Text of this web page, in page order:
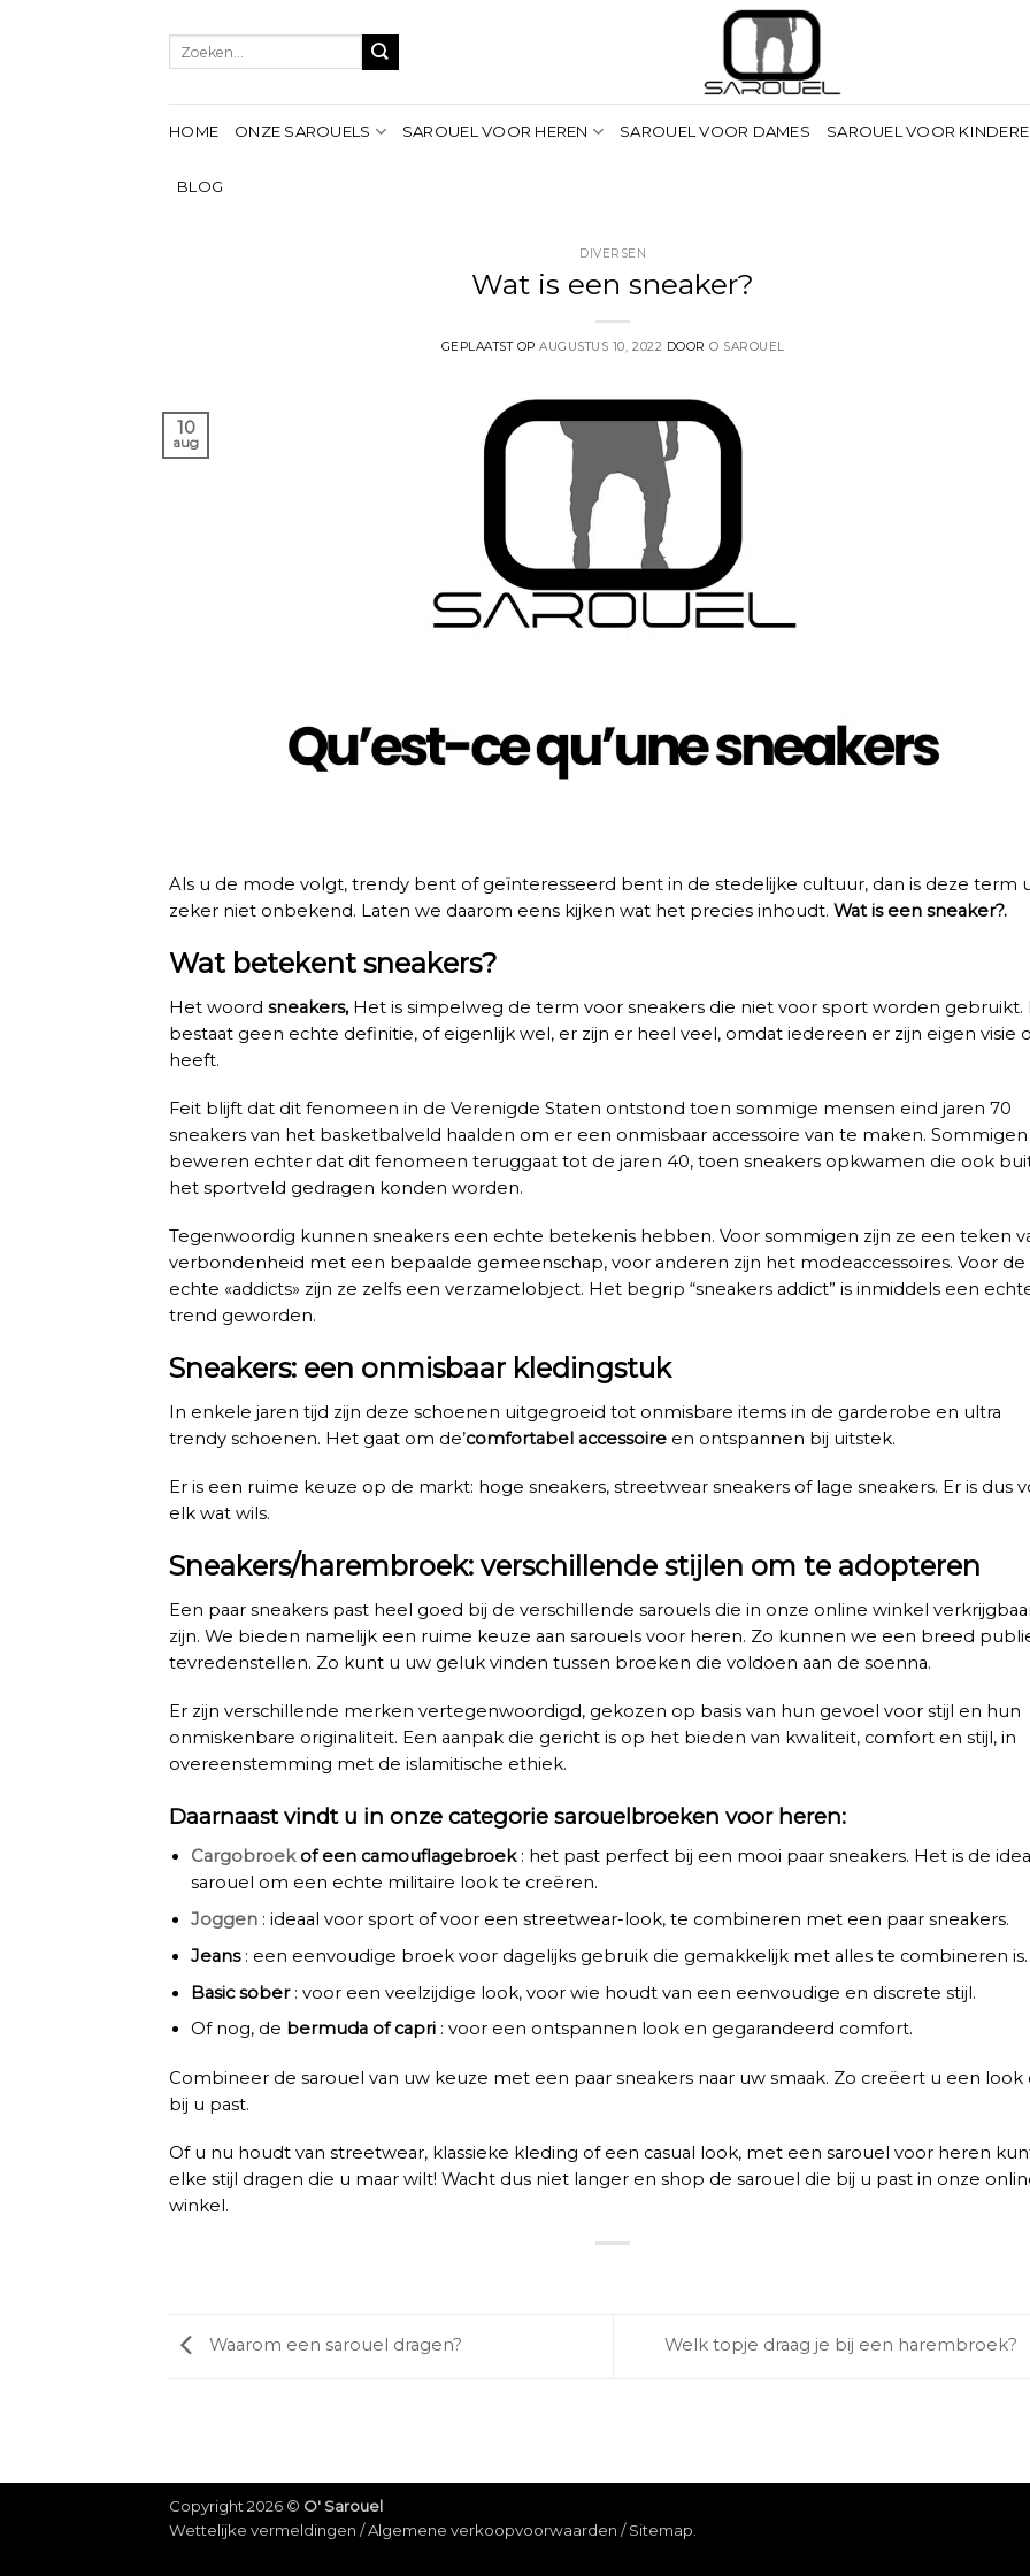
Zoeken
HOME ONZE SAROUELS SAROUEL VOOR HEREN SAROUEL VOOR DAMES SAROUEL VOOR
BLOG
DIVERSEN
Wat is een sneaker?
GEPLAATST OPAUGUSTUS 10, 2022 DOORO SAROUEL
10
aug
Als u de mode volgt, trendy bent of geïnteresseerd bent in de stedelijke cultuur, dan is deze term
zeker niet onbekend. Laten we daarom eens kijken wat het precies inhoudt. Wat is een sneaker?.
Wat betekent sneakers?
Het woord sneakers, Het is simpelweg de term voor sneakers die niet voor sport worden gebruikt.
bestaat geen echte definitie, of eigenlijk wel, er zijn er heel veel, omdat iedereen er zijn eigen visie
heeft.
Feit blijft dat dit fenomeen in de Verenigde Staten ontstond toen sommige mensen eind jaren 70
sneakers van het basketbalveld haalden om er een onmisbaar accessoire van te maken. Sommigen
beweren echter dat dit fenomeen teruggaat tot de jaren 40, toen sneakers opkwamen die ook
het sportveld gedragen konden worden.
Tegenwoordig kunnen sneakers een echte betekenis hebben. Voor sommigen zijn ze een teken
verbondenheid met een bepaalde gemeenschap, voor anderen zijn het modeaccessoires. Voor de
echte «addicts» zijn ze zelfs een verzamelobject. Het begrip “sneakers addict” is inmiddels een
trend geworden.
Sneakers: een onmisbaar kledingstuk
In enkele jaren tijd zijn deze schoenen uitgegroeid tot onmisbare items in de garderobe en ultra
trendy schoenen. Het gaat om de’comfortabel accessoire en ontspannen bij uitstek.
Er is een ruime keuze op de markt: hoge sneakers, streetwear sneakers of lage sneakers. Er is dus
elk wat wils.
Sneakers/harembroek: verschillende stijlen om te adopteren
Een paar sneakers past heel goed bij de verschillende sarouels die in onze online winkel
zijn. We bieden namelijk een ruime keuze aan sarouels voor heren. Zo kunnen we een breed
tevredenstellen. Zo kunt u uw geluk vinden tussen broeken die voldoen aan de soenna.
Er zijn verschillende merken vertegenwoordigd, gekozen op basis van hun gevoel voor stijl en hun
onmiskenbare originaliteit. Een aanpak die gericht is op het bieden van kwaliteit, comfort en stijl, in
overeenstemming met de islamitische ethiek.
Daarnaast vindt u in onze categorie sarouelbroeken voor heren:
Cargobroekof een camouflagebroek: het past perfect bij een mooi paar sneakers. Het is de
sarouel om een echte militaire look te creëren.
Joggen : ideaal voor sport of voor een streetwear-look, te combineren met een paar sneakers.
Jeans : een eenvoudige broek voor dagelijks gebruik die gemakkelijk met alles te combineren is.
Basic sober: voor een veelzijdige look, voor wie houdt van een eenvoudige en discrete stijl.
Of nog, de bermuda of capri : voor een ontspannen look en gegarandeerd comfort.
Combineer de sarouel van uw keuze met een paar sneakers naar uw smaak. Zo creëert u een look
bij u past.
Of u nu houdt van streetwear, klassieke kleding of een casual look, met een sarouel voor heren
elke stijl dragen die u maar wilt! Wacht dus niet langer en shop de sarouel die bij u past in onze
winkel.
Waarom een sarouel dragen? Welk topje draag je bij een harembroek?
Copyright 2026 © O' Sarouel
Wettelijke vermeldingen /Algemene verkoopvoorwaarden /Sitemap